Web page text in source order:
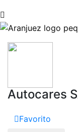
Autocares
Favorito